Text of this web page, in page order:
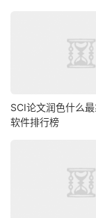
SCI论文润色什么
软件排行榜